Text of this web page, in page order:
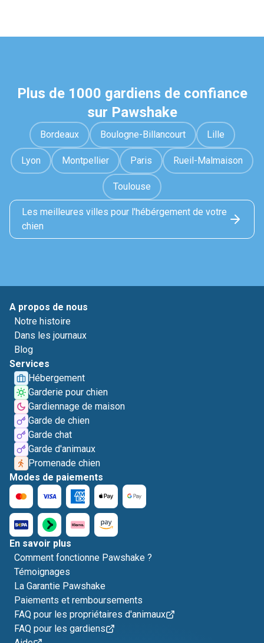
Plus de 1000 gardiens de confiance
sur Pawshake
Bordeaux Boulogne-Billancourt Lille
Lyon Montpellier Paris Rueil-Malmaison
Toulouse
Les meilleures villes pour l'hébérgement de votre
chien
A propos de nous
Notre histoire
Dans les journaux
Blog
Services
Hébergement
Garderie pour chien
Gardiennage de maison
Garde de chien
Garde chat
Garde d'animaux
Promenade chien
Modes de paiements
En savoir plus
Comment fonctionne Pawshake ?
Témoignages
La Garantie Pawshake
Paiements et remboursements
FAQ pour les propriétaires d'animaux
FAQ pour les gardiens